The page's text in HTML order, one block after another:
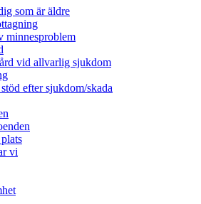
som är äldre
minnesproblem
vid allvarlig sjukdom
efter sjukdom/skada
vi